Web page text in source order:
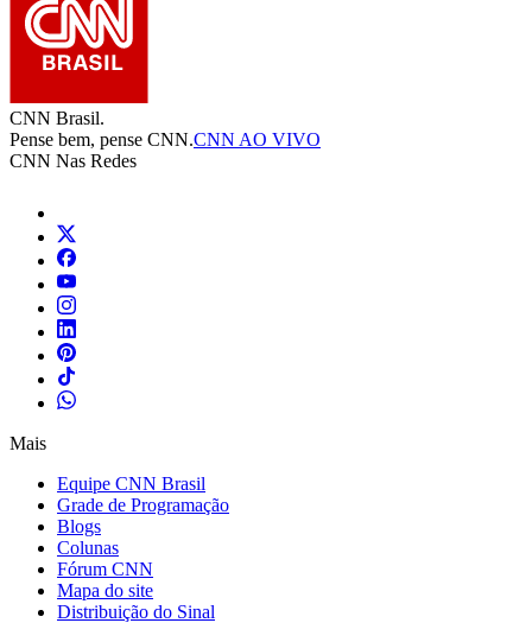
CNN Brasil.
Pense bem, pense CNN.CNN AO VIVO
CNN Nas Redes
Mais
Equipe CNN Brasil
Grade de Programação
Blogs
Colunas
Fórum CNN
Mapa do site
Distribuição do Sinal